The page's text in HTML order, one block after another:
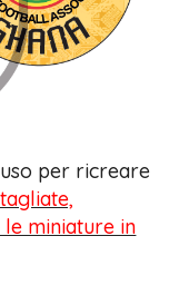
per ricreare
miniature in